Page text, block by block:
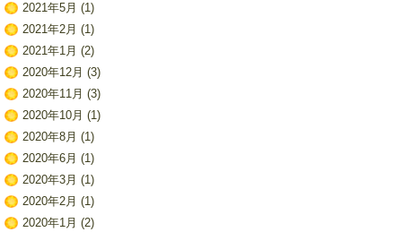
2021年5月 (1)
2021年2月 (1)
2021年1月 (2)
2020年12月 (3)
2020年11月 (3)
2020年10月 (1)
2020年8月 (1)
2020年6月 (1)
2020年3月 (1)
2020年2月 (1)
2020年1月 (2)